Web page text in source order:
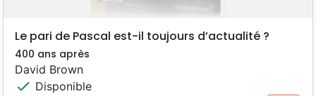
Le pari de Pascal est-il toujours d’actualité ?
400 ans après
David Brown
check Disponible